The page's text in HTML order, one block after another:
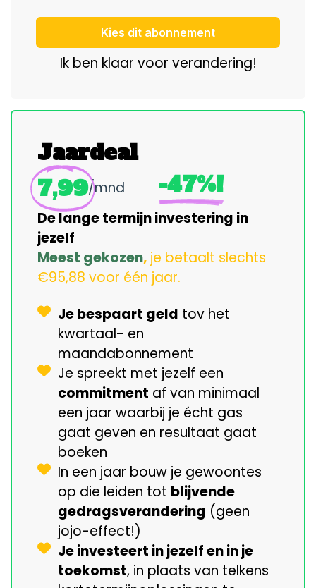
Kies dit abonnement
Ik ben klaar voor verandering!
Jaardeal
7,99/mnd -47%!
De lange termijn investering in
jezelf
Meest gekozen, je betaalt slechts
€95,88 voor één jaar.
Je bespaart geld tov het
kwartaal- en
maandabonnement
Je spreekt met jezelf een
commitment af van minimaal
een jaar waarbij je écht gas
gaat geven en resultaat gaat
boeken
In een jaar bouw je gewoontes
op die leiden tot blijvende
gedragsverandering (geen
jojo-effect!)
Je investeert in jezelf en in je
toekomst, in plaats van telkens